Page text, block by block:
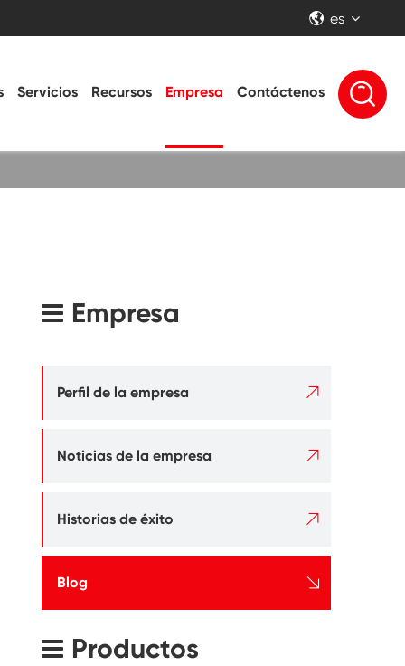
 es
Servicios Recursos Empresa Contáctenos 
Empresa
Perfil de la empresa 
Noticias de la empresa 
Historias de éxito 
Blog 
Productos